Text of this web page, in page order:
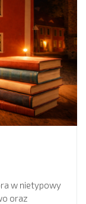
w nietypowy
oraz